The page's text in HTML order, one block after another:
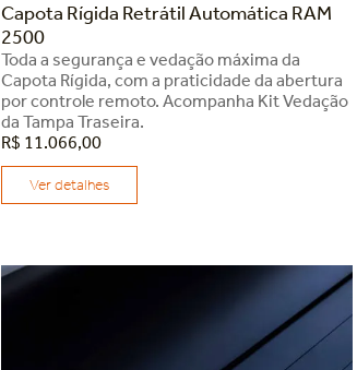
Capota Rígida Retrátil Automática RAM
2500
Toda a segurança e vedação máxima da
Capota Rígida, com a praticidade da abertura
por controle remoto. Acompanha Kit Vedação
da Tampa Traseira.
R$ 11.066,00
Ver detalhes